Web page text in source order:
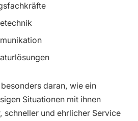
daran, wie ein
Situationen mit ihnen
schneller und ehrlicher Service